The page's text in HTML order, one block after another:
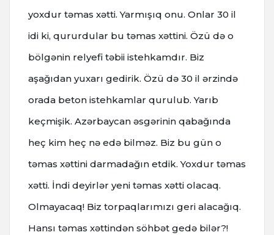
yoxdur təmas xətti. Yarmışıq onu. Onlar 30 il
idi ki, qururdular bu təmas xəttini. Özü də o
bölgənin relyefi təbii istehkamdır. Biz
aşağıdan yuxarı gedirik. Özü də 30 il ərzində
orada beton istehkamlar qurulub. Yarıb
keçmişik. Azərbaycan əsgərinin qabağında
heç kim heç nə edə bilməz. Biz bu gün o
təmas xəttini darmadağın etdik. Yoxdur təmas
xətti. İndi deyirlər yeni təmas xətti olacaq.
Olmayacaq! Biz torpaqlarımızı geri alacağıq.
Hansı təmas xəttindən söhbət gedə bilər?!